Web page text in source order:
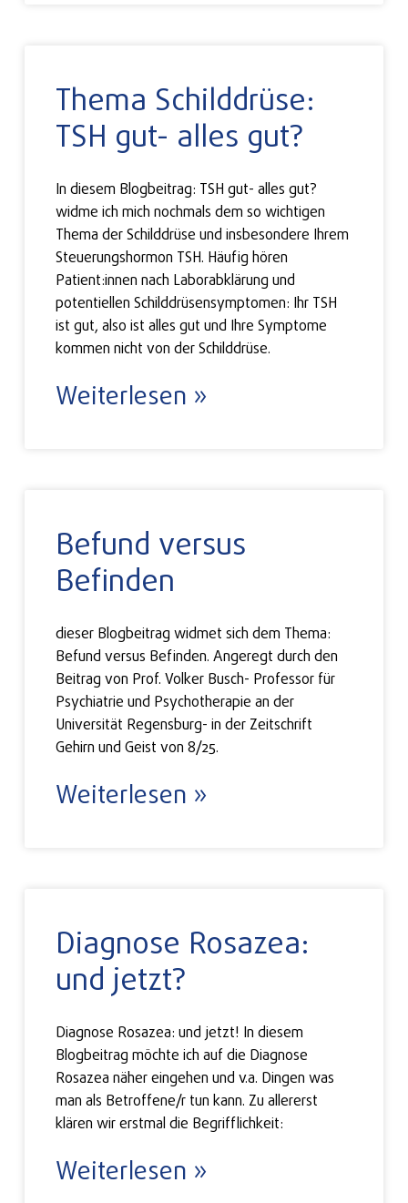
Thema Schilddrüse:
TSH gut- alles gut?
In diesem Blogbeitrag: TSH gut- alles gut?
widme ich mich nochmals dem so wichtigen
Thema der Schilddrüse und insbesondere Ihrem
Steuerungshormon TSH. Häufig hören
Patient:innen nach Laborabklärung und
potentiellen Schilddrüsensymptomen: Ihr TSH
ist gut, also ist alles gut und Ihre Symptome
kommen nicht von der Schilddrüse.
Weiterlesen »
Befund versus
Befinden
dieser Blogbeitrag widmet sich dem Thema:
Befund versus Befinden. Angeregt durch den
Beitrag von Prof. Volker Busch- Professor für
Psychiatrie und Psychotherapie an der
Universität Regensburg- in der Zeitschrift
Gehirn und Geist von 8/25.
Weiterlesen »
Diagnose Rosazea:
und jetzt?
Diagnose Rosazea: und jetzt! In diesem
Blogbeitrag möchte ich auf die Diagnose
Rosazea näher eingehen und v.a. Dingen was
man als Betroffene/r tun kann. Zu allererst
klären wir erstmal die Begrifflichkeit:
Weiterlesen »